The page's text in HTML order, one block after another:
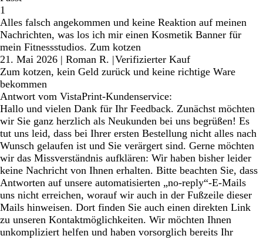
1
Alles falsch angekommen und keine Reaktion auf meinen
Nachrichten, was los ich mir einen Kosmetik Banner für
mein Fitnessstudios. Zum kotzen
21. Mai 2026 | Roman R. |Verifizierter Kauf
Zum kotzen, kein Geld zurück und keine richtige Ware
bekommen
Antwort vom VistaPrint-Kundenservice:
Hallo und vielen Dank für Ihr Feedback. Zunächst möchten
wir Sie ganz herzlich als Neukunden bei uns begrüßen! Es
tut uns leid, dass bei Ihrer ersten Bestellung nicht alles nach
Wunsch gelaufen ist und Sie verärgert sind. Gerne möchten
wir das Missverständnis aufklären: Wir haben bisher leider
keine Nachricht von Ihnen erhalten. Bitte beachten Sie, dass
Antworten auf unsere automatisierten „no-reply“-E-Mails
uns nicht erreichen, worauf wir auch in der Fußzeile dieser
Mails hinweisen. Dort finden Sie auch einen direkten Link
zu unseren Kontaktmöglichkeiten. Wir möchten Ihnen
unkompliziert helfen und haben vorsorglich bereits Ihr